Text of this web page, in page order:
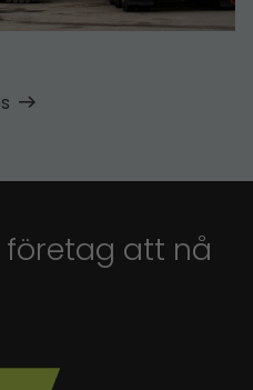
att nå